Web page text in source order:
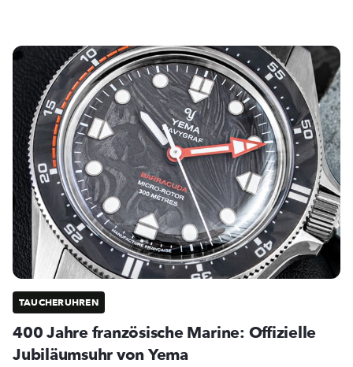
TAUCHERUHREN
400 Jahre französische Marine: Offizielle
Jubiläumsuhr von Yema